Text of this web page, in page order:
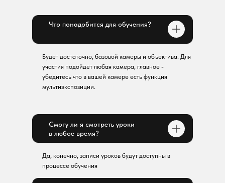
Что понадобится для обучения?
Будет достаточно, базовой камеры и объектива. Для
участия подойдет любая камера, главное -
убедитесь что в вашей камере есть функция
мультиэкспозиции.
Смогу ли я смотреть уроки
в любое время?
Да, конечно, записи уроков будут доступны в
процессе обучения